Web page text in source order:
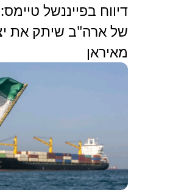
דיווח בפייננשל
של ארה"ב שיתק את
מאיראן